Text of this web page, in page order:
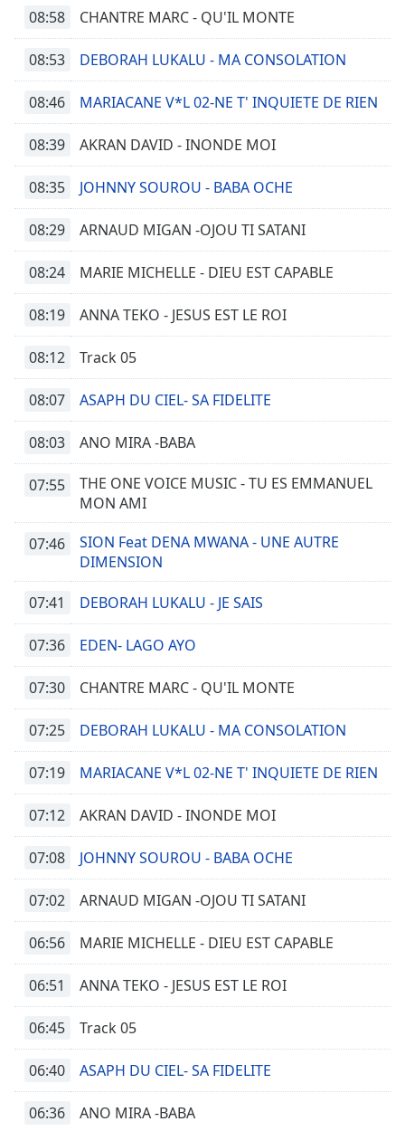
08:58 CHANTRE MARC - QU'IL MONTE
08:53 DEBORAH LUKALU - MA CONSOLATION
08:46 MARIACANE V*L 02-NE T' INQUIETE DE RIEN
08:39 AKRAN DAVID - INONDE MOI
08:35 JOHNNY SOUROU - BABA OCHE
08:29 ARNAUD MIGAN -OJOU TI SATANI
08:24 MARIE MICHELLE - DIEU EST CAPABLE
08:19 ANNA TEKO - JESUS EST LE ROI
08:12 Track 05
08:07 ASAPH DU CIEL- SA FIDELITE
08:03 ANO MIRA -BABA
07:55
THE ONE VOICE MUSIC - TU ES EMMANUEL
MON AMI
07:46
SION Feat DENA MWANA - UNE AUTRE
DIMENSION
07:41 DEBORAH LUKALU - JE SAIS
07:36 EDEN- LAGO AYO
07:30 CHANTRE MARC - QU'IL MONTE
07:25 DEBORAH LUKALU - MA CONSOLATION
07:19 MARIACANE V*L 02-NE T' INQUIETE DE RIEN
07:12 AKRAN DAVID - INONDE MOI
07:08 JOHNNY SOUROU - BABA OCHE
07:02 ARNAUD MIGAN -OJOU TI SATANI
06:56 MARIE MICHELLE - DIEU EST CAPABLE
06:51 ANNA TEKO - JESUS EST LE ROI
06:45 Track 05
06:40 ASAPH DU CIEL- SA FIDELITE
06:36 ANO MIRA -BABA